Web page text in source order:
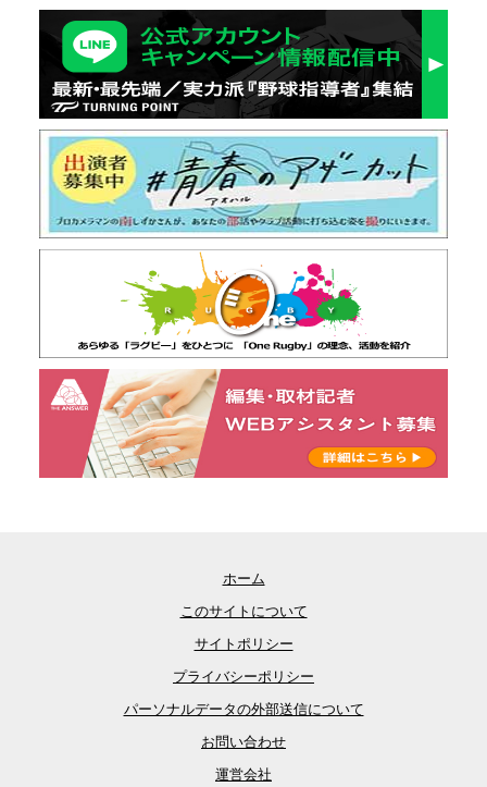
ホーム
このサイトについて
サイトポリシー
プライバシーポリシー
パーソナルデータの外部送信について
お問い合わせ
運営会社